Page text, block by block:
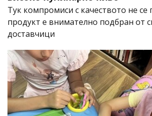
Тук компромиси с качеството не се
продукт е внимателно подбран от
доставчици